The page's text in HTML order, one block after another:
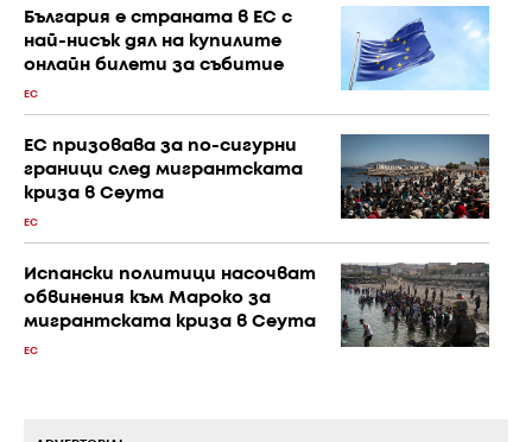
България е страната в ЕС с
най-нисък дял на купилите
онлайн билети за събитие
ЕС
ЕС призовава за по-сигурни
граници след мигрантската
криза в Сеута
ЕС
Испански политици насочват
обвинения към Мароко за
мигрантската криза в Сеута
ЕС